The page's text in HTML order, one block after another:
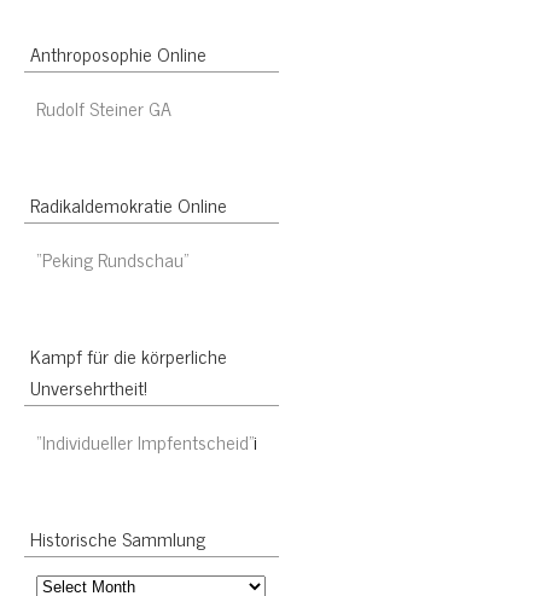
Anthroposophie Online
Rudolf Steiner GA
Radikaldemokratie Online
“Peking Rundschau”
Kampf für die körperliche
Unversehrtheit!
“Individueller Impfentscheid”i
Historische Sammlung
Historische